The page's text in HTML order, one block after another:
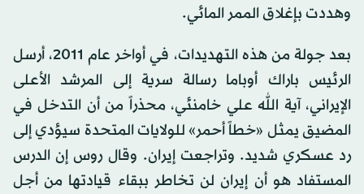
وهددت بإغلاق الممر المائي.
بعد جولة من هذه التهديدات، في أواخر عام 2011، أرسل
الرئيس باراك أوباما رسالة سرية إلى المرشد الأعلى
الإيراني، آية الله علي خامنئي، محذراً من أن التدخل في
المضيق يمثل «خطاً أحمر» للولايات المتحدة سيؤدي إلى
رد عسكري شديد. وتراجعت إيران. وقال روس إن الدرس
المستفاد هو أن إيران لن تخاطر ببقاء قيادتها من أجل